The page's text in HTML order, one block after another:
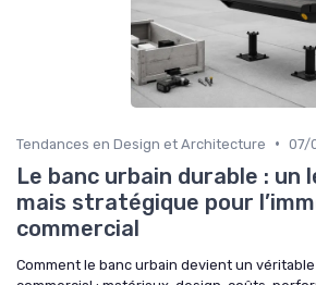
Tendances en Design et Architecture • 07/
Le banc urbain durable : un
mais stratégique pour
commercial
Comment le banc urbain devient un